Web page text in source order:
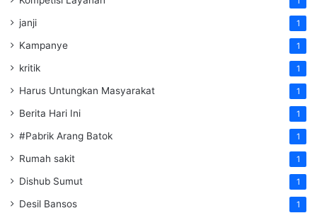
janji 1
Kampanye 1
kritik 1
Harus Untungkan Masyarakat 1
Berita Hari Ini 1
#Pabrik Arang Batok 1
Rumah sakit 1
Dishub Sumut 1
Desil Bansos 1